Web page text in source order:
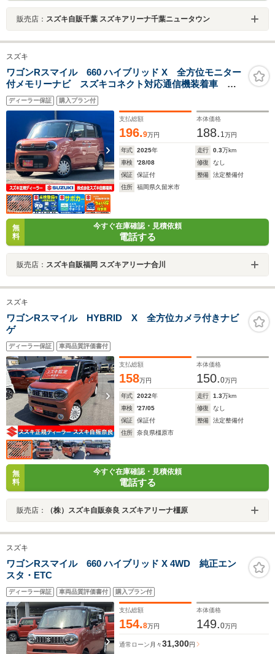
販売店： スズキ自販千葉 スズキアリーナ千葉ニュータウン
スズキ
ワゴンRスマイル 660 ハイブリッド X 全方位モニター
付メモリーナビ スズキコネクト対応通信機装着車 衝
突軽減S 後席両側ワンアクションパワースライドドア
アダプティブクルーズ アイドリングストップ LEDヘ
ッドランプ・フォグランプ
ディーラー保証 購入プラン付
支払総額
196.9万円
本体価格
188. 1万円
年式 2025年 走行 0.3万km
車検
'28/08 修復
なし
保証
保証付 整備
法定整備付
住所
福岡県久留米市
無
料
今すぐ在庫確認・見積依頼
電話する
販売店： スズキ自販福岡 スズキアリーナ合川
スズキ
ワゴンRスマイル HYBRID X 全方位カメラ付きナビ
ゲ
ディーラー保証 車両品質評価書付
支払総額
158万円
本体価格
150.0万円
年式 2022年 走行 1.3万km
車検
'27/05 修復
なし
保証
保証付 整備
法定整備付
住所
奈良県橿原市
無
料
今すぐ在庫確認・見積依頼
電話する
販売店： （株）スズキ自販奈良 スズキアリーナ橿原
スズキ
ワゴンRスマイル 660 ハイブリッド X 4WD 純正エン
スタ・ETC
ディーラー保証 車両品質評価書付 購入プラン付
支払総額
154.8万円
本体価格
149.0万円
通常ローン 月々31,300円